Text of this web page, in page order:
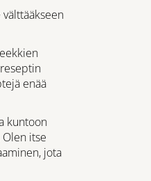
enää
kuntoon
itse
jota